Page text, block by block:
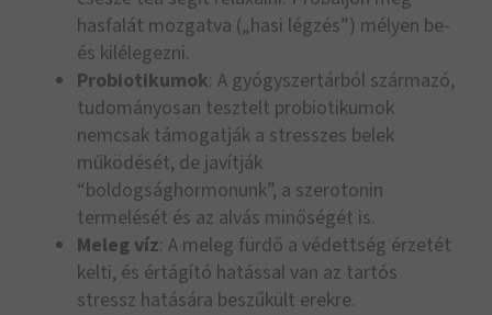
hasfalát mozgatva („hasi légzés”) mélyen be-
és kilélegezni.
Probiotikumok: A gyógyszertárból származó,
tudományosan tesztelt probiotikumok
nemcsak támogatják a stresszes belek
működését, de javítják
“boldogsághormonunk”, a szerotonin
termelését és az alvás minőségét is.
Meleg víz: A meleg fürdő a védettség érzetét
kelti, és értágító hatással van az tartós
stressz hatására beszűkült erekre.